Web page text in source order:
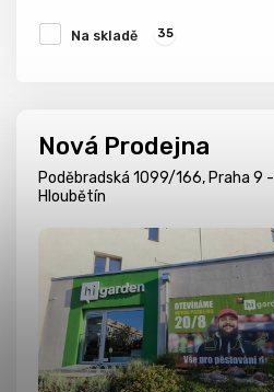
Na skladě 35
Nová Prodejna
Poděbradská 1099/166, Praha 9 -
Hloubětín